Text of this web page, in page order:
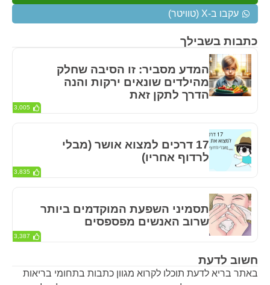
חשוב לדעת
באתר בריא לדעת תוכלו לקרוא מגוון כתבות בתחומי בריאות
כתבות בשבילך
המדע מסביר: זו הסיבה שחלק
מהילדים שונאים ירקות והנה
הדרך לתקן זאת
3,005
17 דרכים למצוא אושר (מבלי
לרדוף אחריו)
3,835
תסמיני השפעת המוקדמים ביותר
שרוב האנשים מפספסים
3,387
עקבו ב-X (טוויטר)